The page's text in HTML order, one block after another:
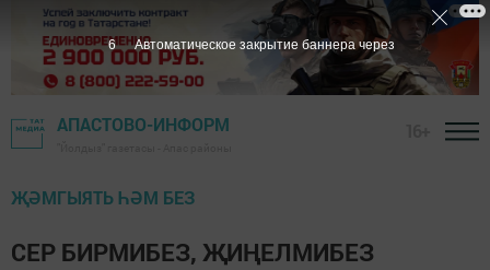
АПАСТОВО-ИНФОРМ
ҖӘМГЫЯТЬ ҺӘМ БЕЗ
СЕР БИРМИБЕЗ, ҖИҢЕЛМИБЕЗ
5 Автоматическое закрытие баннера через